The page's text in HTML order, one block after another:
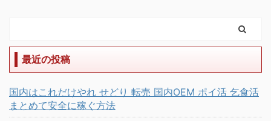
最近の投稿
国内はこれだけやれ せどり 転売 国内OEM ポイ活 乞食活
まとめて安全に稼ぐ方法